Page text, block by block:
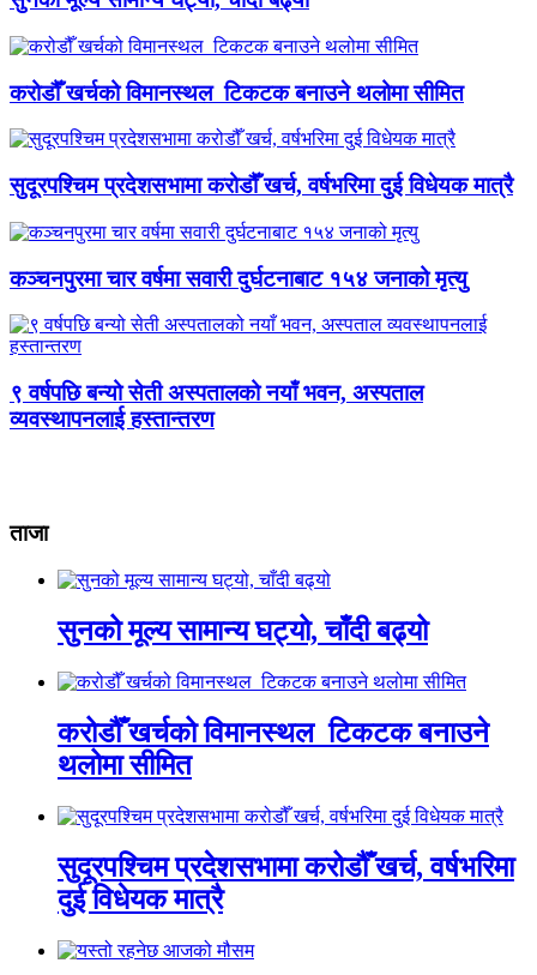
करोडौँ खर्चको विमानस्थल टिकटक बनाउने थलोमा सीमित
सुदूरपश्चिम प्रदेशसभामा करोडौँ खर्च, वर्षभरिमा दुई विधेयक मात्रै
कञ्चनपुरमा चार वर्षमा सवारी दुर्घटनाबाट १५४ जनाको मृत्यु
९ वर्षपछि बन्यो सेती अस्पतालको नयाँ भवन, अस्पताल
व्यवस्थापनलाई हस्तान्तरण
ताजा
सुनको मूल्य सामान्य घट्यो, चाँदी बढ्यो
करोडौँ खर्चको विमानस्थल टिकटक बनाउने
थलोमा सीमित
सुदूरपश्चिम प्रदेशसभामा करोडौँ खर्च, वर्षभरिमा
दुई विधेयक मात्रै